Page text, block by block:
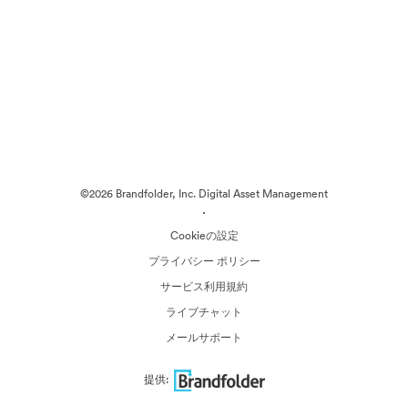
©2026 Brandfolder, Inc. Digital Asset Management
·
Cookieの設定
プライバシー ポリシー
サービス利用規約
ライブチャット
メールサポート
提供: